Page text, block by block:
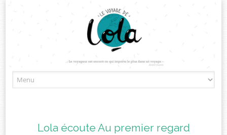
to
Lola écoute Au premier regard